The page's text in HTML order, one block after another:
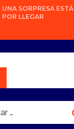
UNA SORPRESA ESTÁ
POR LLEGAR